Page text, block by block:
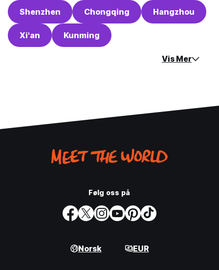
Shenzhen Chongqing Hangzhou
Xi'an Kunming
Vis Mer
Følg oss på
Norsk EUR